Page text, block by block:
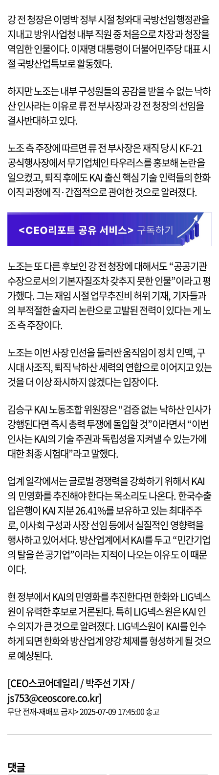
강 전 청장은 이명박 정부 시절 청와대 국방선임행정관을
지내고 방위사업청 내부 직원 중 처음으로 차장과 청장을
역임한 인물이다. 이재명 대통령이 더불어민주당 대표 시
절 국방산업특보로 활동했다.
하지만 노조는 내부 구성원들의 공감을 받을 수 없는 낙하
산 인사라는 이유로 류 전 부사장과 강 전 청장의 선임을
결사반대하고 있다.
노조 측 주장에 따르면 류 전 부사장은 재직 당시 KF-21
공식행사장에서 무기업체인 타우러스를 홍보해 논란을
일으켰고, 퇴직 후에도 KAI 출신 핵심 기술 인력들의 한화
이직 과정에 직·간접적으로 관여한 것으로 알려졌다.
노조는 또 다른 후보인 강 전 청장에 대해서도 “공공기관
수장으로서의 기본자질조차 갖추지 못한 인물”이라고 평
가했다. 그는 재임 시절 업무추진비 허위 기재, 기자들과
의 부적절한 술자리 논란으로 고발된 전력이 있다는 게 노
조 측 주장이다.
노조는 이번 사장 인선을 둘러싼 움직임이 정치 인맥, 구
시대 사조직, 퇴직 낙하산 세력의 연합으로 이어지고 있는
것을 더 이상 좌시하지 않겠다는 입장이다.
김승구 KAI 노동조합 위원장은 “검증 없는 낙하산 인사가
강행된다면 즉시 총력 투쟁에 돌입할 것”이라면서 “이번
인사는 KAI의 기술 주권과 독립성을 지켜낼 수 있는가에
대한 최종 시험대”라고 말했다.
업계 일각에서는 글로벌 경쟁력을 강화하기 위해서 KAI
의 민영화를 추진해야 한다는 목소리도 나온다. 한국수출
입은행이 KAI 지분 26.41%를 보유하고 있는 최대주주
로, 이사회 구성과 사장 선임 등에서 실질적인 영향력을
행사하고 있어서다. 방산업계에서 KAI를 두고 “민간기업
의 탈을 쓴 공기업”이라는 지적이 나오는 이유도 이 때문
이다.
현 정부에서 KAI의 민영화를 추진한다면 한화와 LIG넥스
원이 유력한 후보로 거론된다. 특히 LIG넥스원은 KAI 인
수 의지가 큰 것으로 알려졌다. LIG넥스원이 KAI를 인수
하게 되면 한화와 방산업계 양강 체제를 형성하게 될 것으
로 예상된다.
[CEO스코어데일리 / 박주선 기자 /
js753@ceoscore.co.kr]
무단 전재-재배포 금지> 2025-07-09 17:45:00 송고
댓글